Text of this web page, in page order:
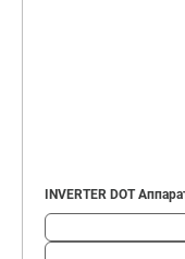
INVERTER DOT